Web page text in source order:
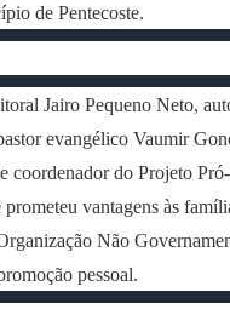
de Pentecoste.
Jairo Pequeno Neto,
evangélico Vaumir
coordenador do Projeto
prometeu vantagens às
Não
pessoal.